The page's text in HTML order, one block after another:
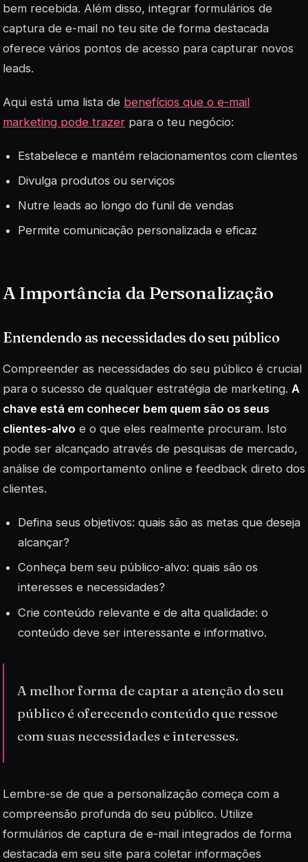
bem recebida. Além disso, integrar formulários de
captura de e-mail no teu site de forma destacada
oferece vários pontos de acesso para capturar novos
leads.
Aqui está uma lista de benefícios que o e-mail
marketing pode trazer para o teu negócio:
Estabelece e mantém relacionamentos com clientes
Divulga produtos ou serviços
Nutre leads ao longo do funil de vendas
Permite comunicação personalizada e eficaz
A Importância da Personalização
Entendendo as necessidades do seu público
Compreender as necessidades do seu público é crucial
para o sucesso de qualquer estratégia de marketing. A
chave está em conhecer bem quem são os seus
clientes-alvo e o que eles realmente procuram. Isto
pode ser alcançado através de pesquisas de mercado,
análise de comportamento online e feedback direto dos
clientes.
Defina seus objetivos: quais são as metas que deseja
alcançar?
Conheça bem seu público-alvo: quais são os
interesses e necessidades?
Crie conteúdo relevante e de alta qualidade: o
conteúdo deve ser interessante e informativo.
A melhor forma de captar a atenção do seu
público é oferecendo conteúdo que ressoe
com suas necessidades e interesses.
Lembre-se de que a personalização começa com a
compreensão profunda do seu público. Utilize
formulários de captura de e-mail integrados de forma
destacada em seu site para coletar informações